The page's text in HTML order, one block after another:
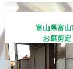
富山県富
お庭剪定